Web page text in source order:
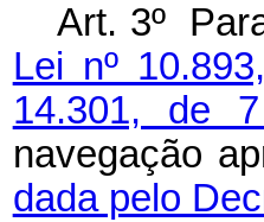
Art. 3º
Lei nº
14.301, de
navegação
dada pelo